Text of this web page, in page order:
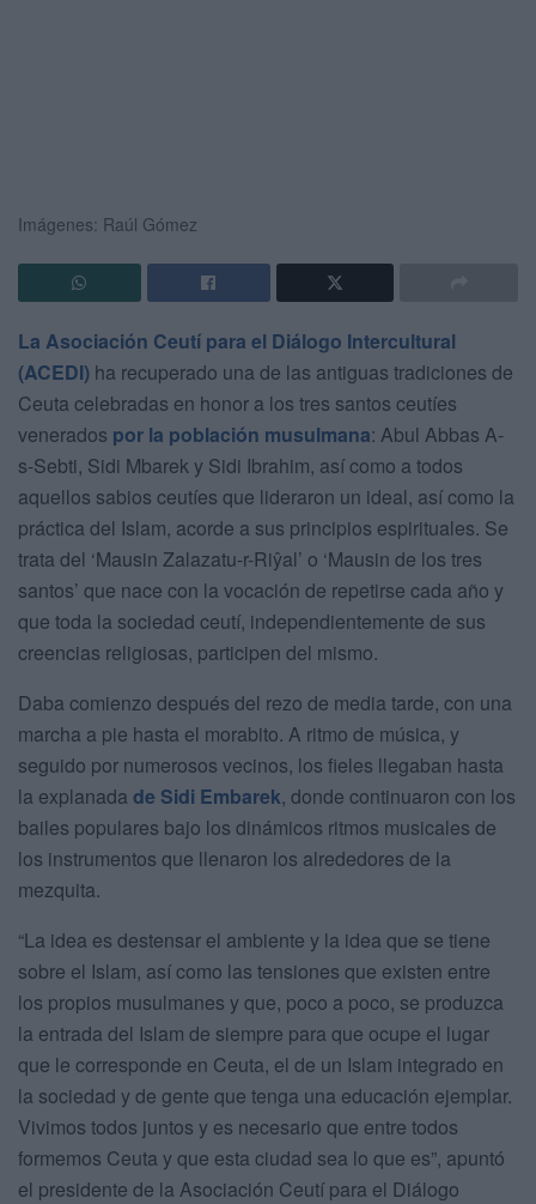
Imágenes: Raúl Gómez
La Asociación Ceutí para el Diálogo Intercultural
(ACEDI) ha recuperado una de las antiguas tradiciones de
Ceuta celebradas en honor a los tres santos ceutíes
venerados por la población musulmana: Abul Abbas A-
s-Sebti, Sidi Mbarek y Sidi Ibrahim, así como a todos
aquellos sabios ceutíes que lideraron un ideal, así como la
práctica del Islam, acorde a sus principios espirituales. Se
trata del ‘Mausin Zalazatu-r-Riŷal’ o ‘Mausin de los tres
santos’ que nace con la vocación de repetirse cada año y
que toda la sociedad ceutí, independientemente de sus
creencias religiosas, participen del mismo.
Daba comienzo después del rezo de media tarde, con una
marcha a pie hasta el morabito. A ritmo de música, y
seguido por numerosos vecinos, los fieles llegaban hasta
la explanada de Sidi Embarek, donde continuaron con los
bailes populares bajo los dinámicos ritmos musicales de
los instrumentos que llenaron los alrededores de la
mezquita.
“La idea es destensar el ambiente y la idea que se tiene
sobre el Islam, así como las tensiones que existen entre
los propios musulmanes y que, poco a poco, se produzca
la entrada del Islam de siempre para que ocupe el lugar
que le corresponde en Ceuta, el de un Islam integrado en
la sociedad y de gente que tenga una educación ejemplar.
Vivimos todos juntos y es necesario que entre todos
formemos Ceuta y que esta ciudad sea lo que es”, apuntó
el presidente de la Asociación Ceutí para el Diálogo